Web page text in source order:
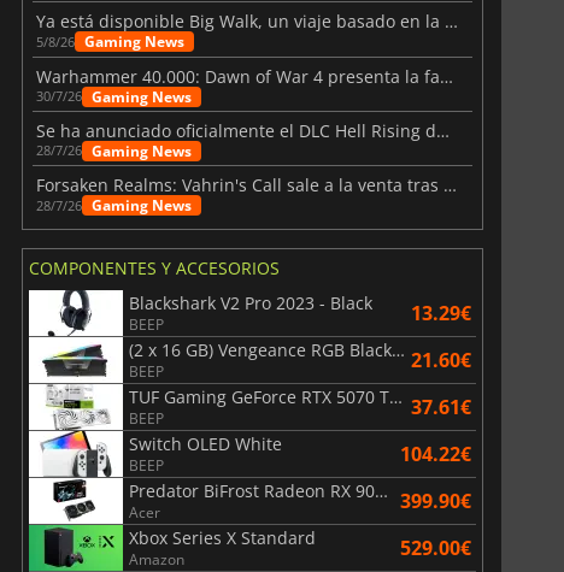
Ya está disponible Big Walk, un viaje basado en la amistad
5/8/26 Gaming News
Warhammer 40.000: Dawn of War 4 presenta la facción de los Necrones
30/7/26 Gaming News
Se ha anunciado oficialmente el DLC Hell Rising de Nioh 3
28/7/26 Gaming News
Forsaken Realms: Vahrin's Call sale a la venta tras una década
28/7/26 Gaming News
COMPONENTES Y ACCESORIOS
Blackshark V2 Pro 2023 - Black
BEEP 13.29€
(2 x 16 GB) Vengeance RGB Black AMD Expo 6000 MHz - CAS 30
BEEP 21.60€
TUF Gaming GeForce RTX 5070 Ti OC White Edition 16GB
BEEP 37.61€
Switch OLED White
BEEP 104.22€
Predator BiFrost Radeon RX 9070 XT OC 16 Go
Acer 399.90€
Xbox Series X Standard
Amazon 529.00€